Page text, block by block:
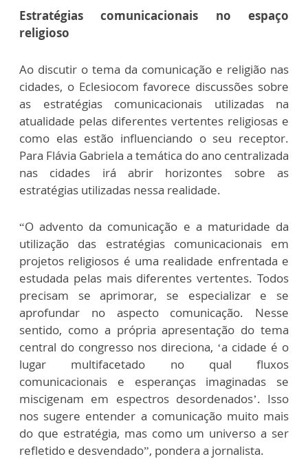
Estratégias comunicacionais no espaço
religioso
Ao discutir o tema da comunicação e religião nas
cidades, o Eclesiocom favorece discussões sobre
as estratégias comunicacionais utilizadas na
atualidade pelas diferentes vertentes religiosas e
como elas estão influenciando o seu receptor.
Para Flávia Gabriela a temática do ano centralizada
nas cidades irá abrir horizontes sobre as
estratégias utilizadas nessa realidade.
“O advento da comunicação e a maturidade da
utilização das estratégias comunicacionais em
projetos religiosos é uma realidade enfrentada e
estudada pelas mais diferentes vertentes. Todos
precisam se aprimorar, se especializar e se
aprofundar no aspecto comunicação. Nesse
sentido, como a própria apresentação do tema
central do congresso nos direciona, ‘a cidade é o
lugar multifacetado no qual fluxos
comunicacionais e esperanças imaginadas se
miscigenam em espectros desordenados’. Isso
nos sugere entender a comunicação muito mais
do que estratégia, mas como um universo a ser
refletido e desvendado”, pondera a jornalista.